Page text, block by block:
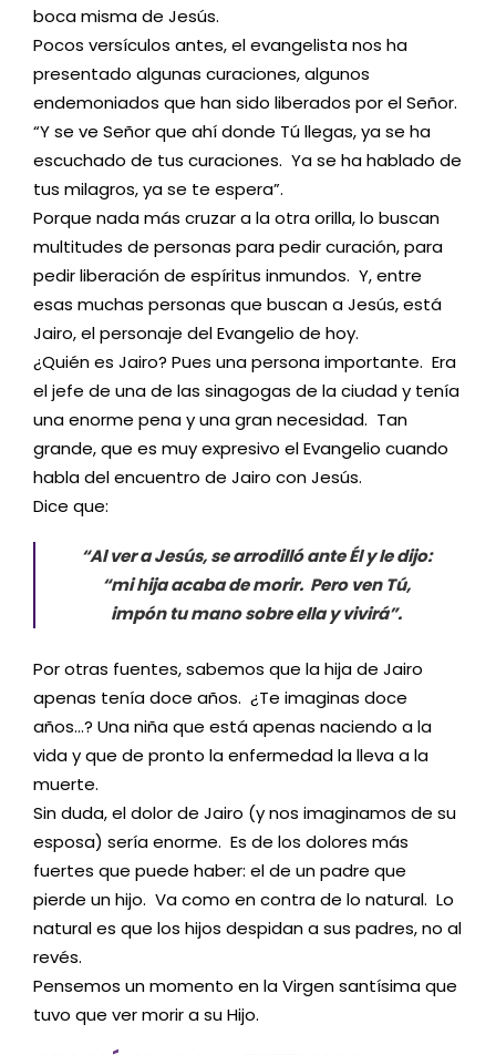
boca misma de Jesús.
Pocos versículos antes, el evangelista nos ha
presentado algunas curaciones, algunos
endemoniados que han sido liberados por el Señor.
“Y se ve Señor que ahí donde Tú llegas, ya se ha
escuchado de tus curaciones. Ya se ha hablado de
tus milagros, ya se te espera”.
Porque nada más cruzar a la otra orilla, lo buscan
multitudes de personas para pedir curación, para
pedir liberación de espíritus inmundos. Y, entre
esas muchas personas que buscan a Jesús, está
Jairo, el personaje del Evangelio de hoy.
¿Quién es Jairo? Pues una persona importante. Era
el jefe de una de las sinagogas de la ciudad y tenía
una enorme pena y una gran necesidad. Tan
grande, que es muy expresivo el Evangelio cuando
habla del encuentro de Jairo con Jesús.
Dice que:
“Al ver a Jesús, se arrodilló ante Él y le dijo:
“mi hija acaba de morir. Pero ven Tú,
impón tu mano sobre ella y vivirá”.
Por otras fuentes, sabemos que la hija de Jairo
apenas tenía doce años. ¿Te imaginas doce
años…? Una niña que está apenas naciendo a la
vida y que de pronto la enfermedad la lleva a la
muerte.
Sin duda, el dolor de Jairo (y nos imaginamos de su
esposa) sería enorme. Es de los dolores más
fuertes que puede haber: el de un padre que
pierde un hijo. Va como en contra de lo natural. Lo
natural es que los hijos despidan a sus padres, no al
revés.
Pensemos un momento en la Virgen santísima que
tuvo que ver morir a su Hijo.